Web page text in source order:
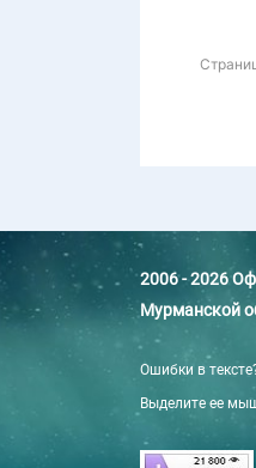
2006 - 2026
Мурманской
Ошибки в
Выделите ее